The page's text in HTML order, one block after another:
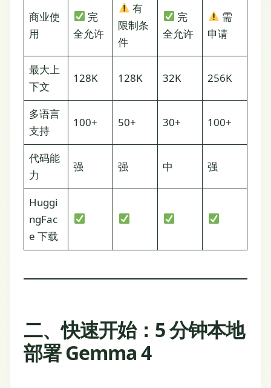
商业使
用
完
全允许
有
限制条
件
完
全允许
需
申请
最大上
下文
128K 128K 32K 256K
多语言
支持
100+ 50+ 30+ 100+
代码能
力
强 强 中 强
Huggi
ngFac
e 下载
二、快速开始：5 分钟本地
部署 Gemma 4